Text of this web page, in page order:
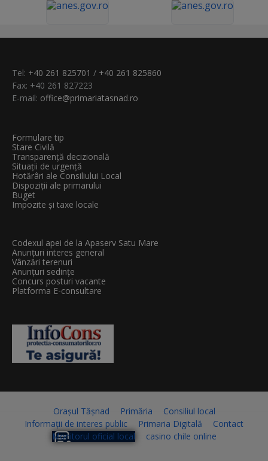
Tel: +40 261 825701 / +40 261 825860
Fax: +40 261 827223
E-mail: office@primariatasnad.ro
Formulare tip
Stare Civilă
Transparenţă decizională
Situații de urgență
Hotărâri ale Consiliului Local
Dispoziții ale primarului
Buget
Impozite și taxe locale
Codexul apei de la Apaserv Satu Mare
Anunțuri interes general
Vânzări terenuri
Anunțuri sedințe
Concurs posturi vacante
Platforma E-consultare
Orașul Tășnad Primăria
Consiliul local
Informații de interes public
Primaria Digitală
Contact
Monitorul oficial local
casino chile online